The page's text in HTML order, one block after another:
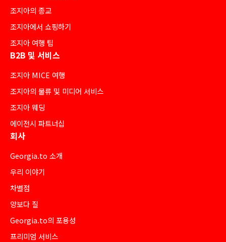
조지아의 종교
조지아에서 쇼핑하기
조지아 여행 팁
B2B 및 서비스
조지아 MICE 여행
조지아의 물류 및 미디어 서비스
조지아 웨딩
에이전시 파트너십
회사
Georgia.to 소개
우리 이야기
차별점
양보다 질
Georgia.to의 포용성
프리미엄 서비스